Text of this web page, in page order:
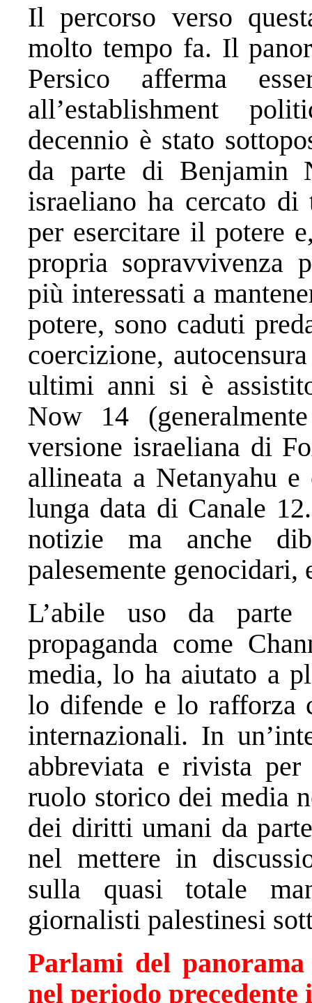
Il percorso verso
molto tempo fa. Il
Persico afferma
all’establishment
decennio è stato
da parte di Benjamin
israeliano ha cercato
per esercitare il potere
propria sopravvivenza
più interessati a
potere, sono caduti
coercizione,
ultimi anni si è
Now 14
versione israeliana di
allineata a Netanyahu
lunga data di Canale
notizie ma anche
palesemente
L’abile uso da
propaganda come
media, lo ha aiutato a
lo difende e lo rafforza
internazionali. In
abbreviata e rivista
ruolo storico dei media
dei diritti umani da
nel mettere in
sulla quasi totale
giornalisti palestinesi
Parlami del
nel periodo precedente